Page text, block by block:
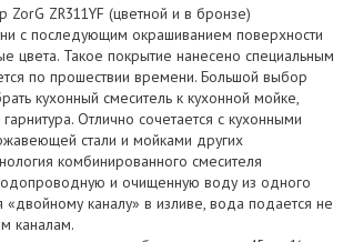
ZorG ZR311YF (цветной и в бронзе)
с последующим окрашиванием поверхности
цвета. Такое покрытие нанесено специальным
по прошествии времени. Большой выбор
кухонный смеситель к кухонной мойке,
Отлично сочетается с кухонными
стали и мойками других
комбинированного смесителя
и очищенную воду из одного
«двойному каналу» в изливе, вода подается не
каналам.